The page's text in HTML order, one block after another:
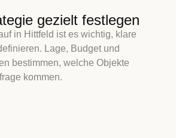
gezielt festlegen
in Hittfeld ist es wichtig, klare
Lage, Budget und
bestimmen, welche Objekte
kommen.